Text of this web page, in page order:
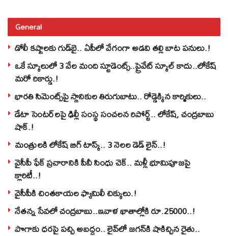
General
డోలీ కష్టాలకు గుడ్‌బై.. ఏపీలో వేగంగా అడవి తల్లి బాట పనులు.!
ఒకే స్కూలులో 3 వేల మంది స్టూడెంట్స్‌..ప్రైవేట్‌ స్కూల్‌ కాదు..లోకేష్
మరో రికార్డు.!
భారతి సిమెంట్స్‌పై స్థానికుల తిరుగుబాటు.. రోడ్డెక్కిన కార్మికులు..
డేటా సెంటర్‌లపై ఢిల్లీ సంస్థ సంచలన రిపోర్ట్.. లోకేష్‌, చంద్రబాబు
షాక్‌.!
మంత్రులకి లోకేష్‌ బిగ్‌ టాస్క్‌.. 3 నెలల డెడ్‌ లైన్‌..!
వైసీపీ ఫేక్ ప్రచారానికి పీవీ సింధు చెక్.. మళ్లీ భూమిపూజపై
క్లారిటీ..!
వైసీపీకి చింతకాయల ఫ్యామిలీ చిక్కులు.!
నేతన్న సేవలో చంద్రబాబు..ఇవాళ ఖాతాల్లోకి రూ.25000..!
పొగాకు ధరపై పచ్చి అబద్దం.. లైవ్‌లో జగన్‌కి షాకిచ్చిన రైతు..